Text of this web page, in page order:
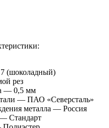
(шоколадный)
рез
— 0,5 мм
— ПАО «Северсталь»
металла — Россия
Стандарт